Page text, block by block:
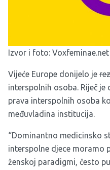
Izvor i foto: Voxfeminae.net
Vijeće Europe donijelo je
interspolnih osoba. Riječ
prava interspolnih osoba
međuvladina institucija.
“Dominantno medicinsko
interspolne djece moramo
ženskoj paradigmi, često